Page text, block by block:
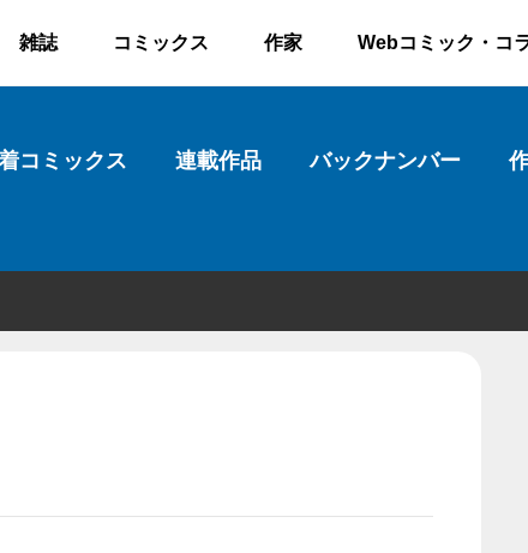
雑誌 コミックス 作家 Webコミック・コ
コミックス 連載作品 バックナンバー